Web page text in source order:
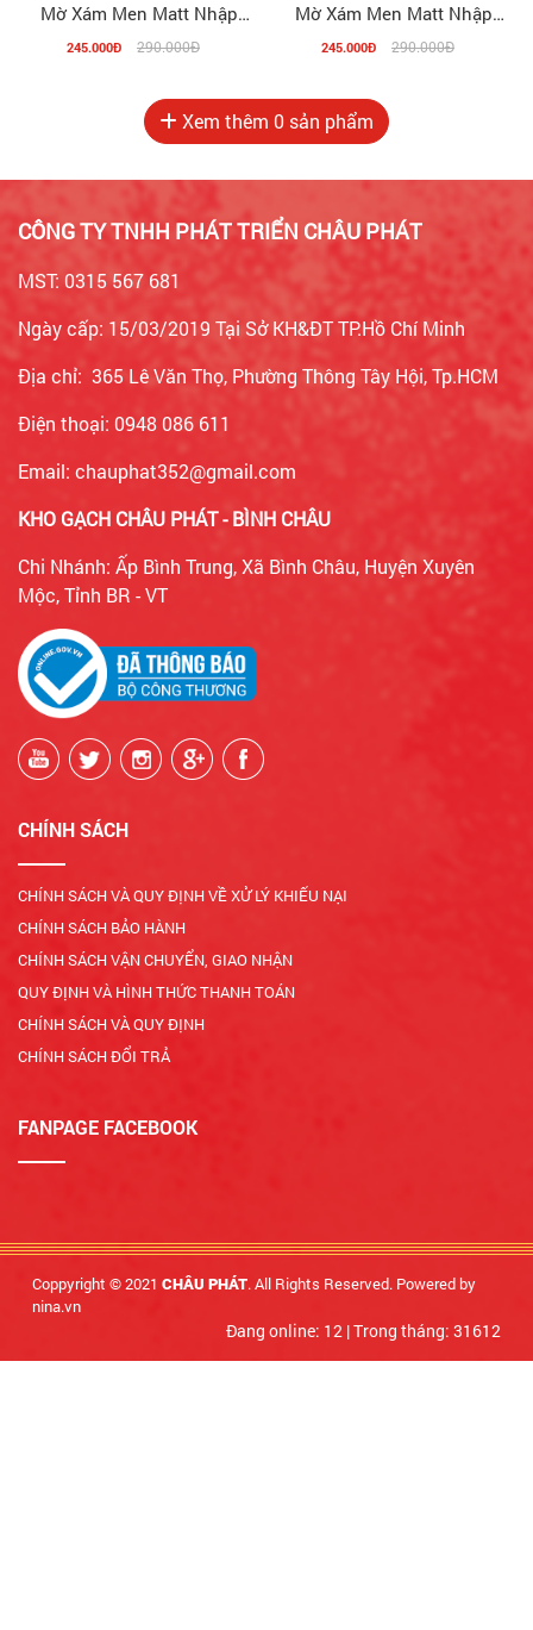
Mờ Xám Men Matt Nhập
Khẩu 15903
245.000Đ 290.000Đ
Mờ Xám Men Matt Nhập
Khẩu 15904
245.000Đ 290.000Đ
Xem thêm 0 sản phẩm
CÔNG TY TNHH PHÁT TRIỂN CHÂU PHÁT
MST: 0315 567 681
Ngày cấp: 15/03/2019 Tại Sở KH&ĐT TP.Hồ Chí Minh
Địa chỉ: 365 Lê Văn Thọ, Phường Thông Tây Hội, Tp.HCM
Điện thoại: 0948 086 611
Email: chauphat352@gmail.com
KHO GẠCH CHÂU PHÁT - BÌNH CHÂU
Chi Nhánh: Ấp Bình Trung, Xã Bình Châu, Huyện Xuyên
Mộc, Tỉnh BR - VT
CHÍNH SÁCH
CHÍNH SÁCH VÀ QUY ĐỊNH VỀ XỬ LÝ KHIẾU NẠI
CHÍNH SÁCH BẢO HÀNH
CHÍNH SÁCH VẬN CHUYỂN, GIAO NHẬN
QUY ĐỊNH VÀ HÌNH THỨC THANH TOÁN
CHÍNH SÁCH VÀ QUY ĐỊNH
CHÍNH SÁCH ĐỔI TRẢ
FANPAGE FACEBOOK
Coppyright © 2021 CHÂU PHÁT. All Rights Reserved. Powered by
nina.vn
Đang online: 12 |Trong tháng: 31612